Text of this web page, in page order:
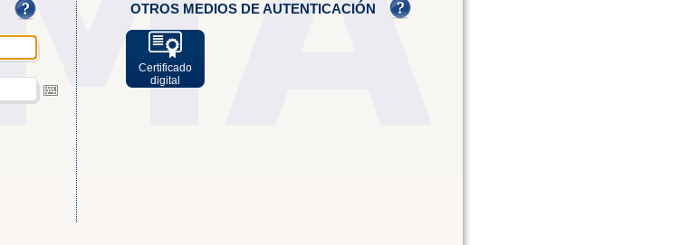
OTROS MEDIOS DE AUTENTICACIÓN
Certificado
digital